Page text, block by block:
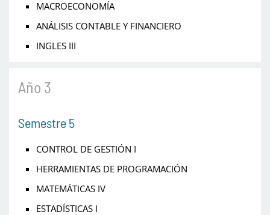
MACROECONOMÍA
ANÁLISIS CONTABLE Y FINANCIERO
INGLES III
Año 3
Semestre 5
CONTROL DE GESTIÓN I
HERRAMIENTAS DE PROGRAMACIÓN
MATEMÁTICAS IV
ESTADÍSTICAS I